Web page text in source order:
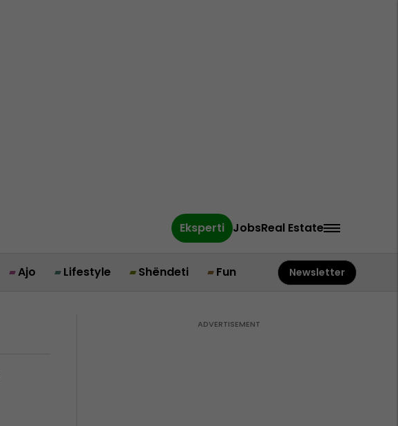
Eksperti JobsReal Estate
Ajo Lifestyle Shëndeti Fun Newsletter